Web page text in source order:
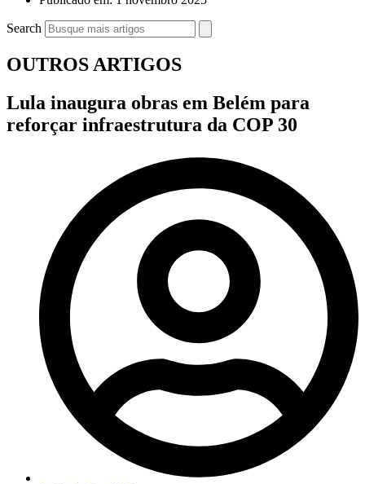
Search
OUTROS ARTIGOS
Lula inaugura obras em Belém para
reforçar infraestrutura da COP 30